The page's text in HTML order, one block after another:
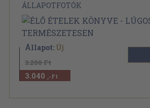
ÁLLAPOTFOTÓK
Állapot: Új
3.200 Ft
3.040 ,-Ft